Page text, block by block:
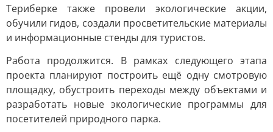
Териберке также провели экологические акции,
обучили гидов, создали просветительские материалы
и информационные стенды для туристов.
Работа продолжится. В рамках следующего этапа
проекта планируют построить ещё одну смотровую
площадку, обустроить переходы между объектами и
разработать новые экологические программы для
посетителей природного парка.